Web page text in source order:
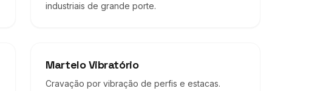
industriais de grande porte.
Martelo Vibratório
Cravação por vibração de perfis e estacas.